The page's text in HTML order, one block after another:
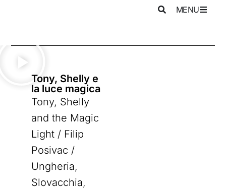
MENU
Tony, Shelly e
la luce magica
Tony, Shelly
and the Magic
Light / Filip
Posivac /
Ungheria,
Slovacchia,